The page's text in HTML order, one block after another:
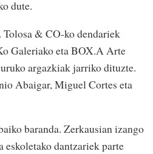
dute.
& CO-ko dendariek
Galeriako eta BOX.A Arte
argazkiak jarriko dituzte.
Abaigar, Miguel Cortes eta
baranda. Zerkausian izango
eskoletako dantzariek parte